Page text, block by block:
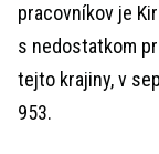
pracovníkov je
s nedostatkom
tejto krajiny, v
953.